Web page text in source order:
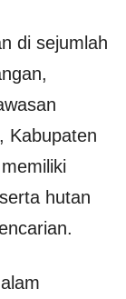
di sejumlah
Kabupaten
hutan